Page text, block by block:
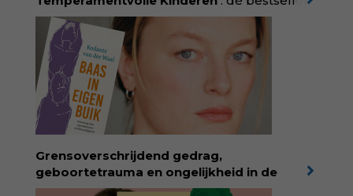
van pedagoog Eva Bronsveld. In het boek
Temperamentvolle kinderen vind je 25 jaar
aan kennis en ervaring. Met ruim 50.000
verkochte exemplaren met recht een
bestseller, waarmee Eva veel gezinnen heeft
kunnen helpen. Ze schrijft met een
liefdevolle kijk op kinderen en veel begrip
voor ouders. Download het hoofdstuk gratis
via:
evabronsveld.plugandpay.nl/r?
id=ZcYxEBJH
Grensoverschrijdend gedrag,
geboortetrauma en ongelijkheid in de
geboortezorg:in Baas in eigen buik verbindt